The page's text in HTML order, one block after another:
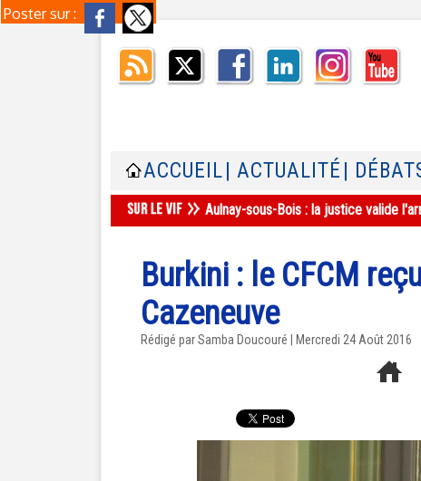
Poster sur :
ACCUEIL | ACTUALITÉ |
Aulnay-sous-Bois : la justice valide
Burkini : le CFCM
Cazeneuve
Rédigé parSamba Doucouré | Mercredi 24 Août 2016